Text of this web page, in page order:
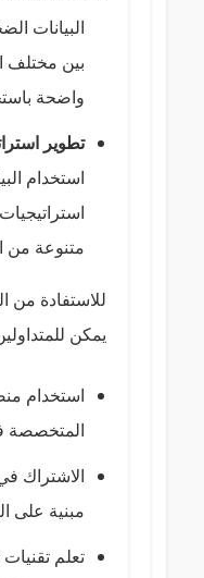
البيانات
بين مختلف
واضحة
تطوير
استخدام
متنوعة من
للاستفادة من
يمكن
استخدام
المتخصصة
الاشتراك
مبنية على
تعلم